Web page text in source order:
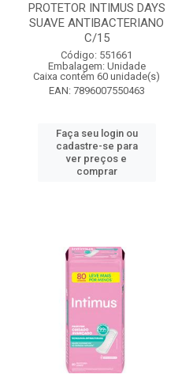
PROTETOR INTIMUS DAYS
SUAVE ANTIBACTERIANO
C/15
Código: 551661
Embalagem: Unidade
Caixa contém 60 unidade(s)
EAN: 7896007550463
Faça seu login ou
cadastre-se para
ver preços e
comprar